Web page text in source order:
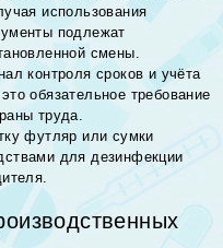
использования
подлежат
смены.
контроля сроков и учёта
обязательное требование
труда.
футляр или сумки
для дезинфекции